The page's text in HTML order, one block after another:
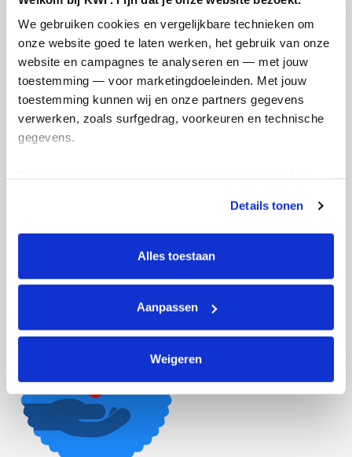
We gebruiken cookies en vergelijkbare technieken om
onze website goed te laten werken, het gebruik van onze
website en campagnes te analyseren en — met jouw
toestemming — voor marketingdoeleinden. Met jouw
toestemming kunnen wij en onze partners gegevens
verwerken, zoals surfgedrag, voorkeuren en technische
gegevens.
tonen. Je kunt je toestemming op elk moment wijzigen of
intrekken via Cookie instellingen onderaan de pagina. De
lijst met cookies is te vinden in het tabblad “details”.
Details tonen
Alles toestaan
Aanpassen
Weigeren
€74 €200
Doneer
Badges
Feestpagina gemaakt